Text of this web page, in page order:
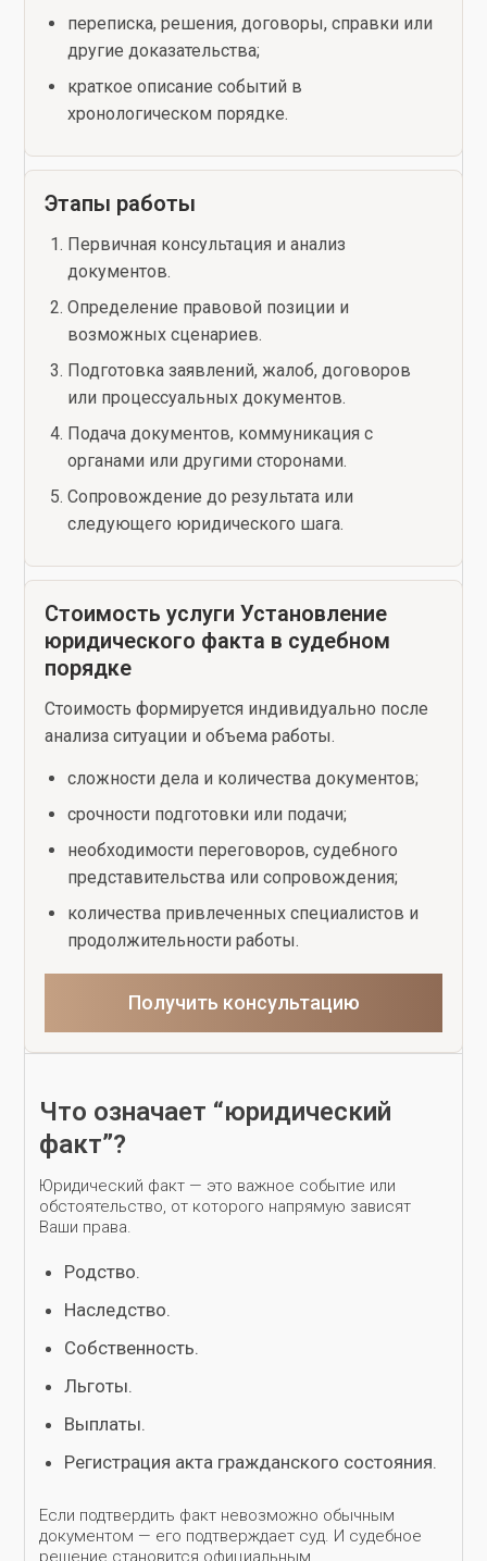
переписка, решения, договоры, справки или
другие доказательства;
краткое описание событий в
хронологическом порядке.
Этапы работы
Первичная консультация и анализ
документов.
Определение правовой позиции и
возможных сценариев.
Подготовка заявлений, жалоб, договоров
или процессуальных документов.
Подача документов, коммуникация с
органами или другими сторонами.
Сопровождение до результата или
следующего юридического шага.
Стоимость услуги Установление
юридического факта в судебном
порядке
Стоимость формируется индивидуально после
анализа ситуации и объема работы.
сложности дела и количества документов;
срочности подготовки или подачи;
необходимости переговоров, судебного
представительства или сопровождения;
количества привлеченных специалистов и
продолжительности работы.
Получить консультацию
Что означает “юридический
факт”?
Юридический факт — это важное событие или
обстоятельство, от которого напрямую зависят
Ваши права.
Родство.
Наследство.
Собственность.
Льготы.
Выплаты.
Регистрация акта гражданского состояния.
Если подтвердить факт невозможно обычным
документом — его подтверждает суд. И судебное
решение становится официальным